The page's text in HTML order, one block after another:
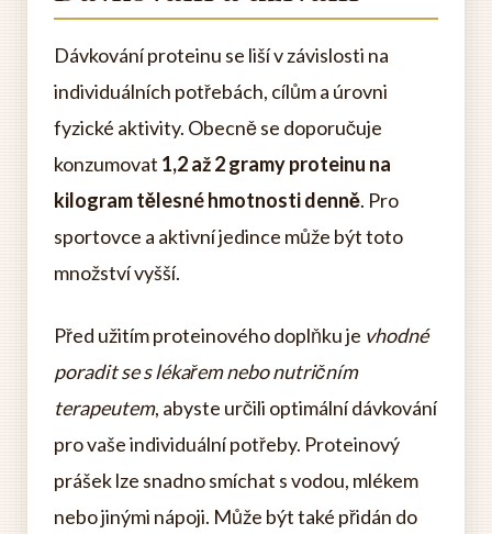
Dávkování proteinu se liší v závislosti na
individuálních potřebách, cílům a úrovni
fyzické aktivity. Obecně se doporučuje
konzumovat 1,2 až 2 gramy proteinu na
kilogram tělesné hmotnosti denně. Pro
sportovce a aktivní jedince může být toto
množství vyšší.
Před užitím proteinového doplňku je vhodné
poradit se s lékařem nebo nutričním
terapeutem, abyste určili optimální dávkování
pro vaše individuální potřeby. Proteinový
prášek lze snadno smíchat s vodou, mlékem
nebo jinými nápoji. Může být také přidán do